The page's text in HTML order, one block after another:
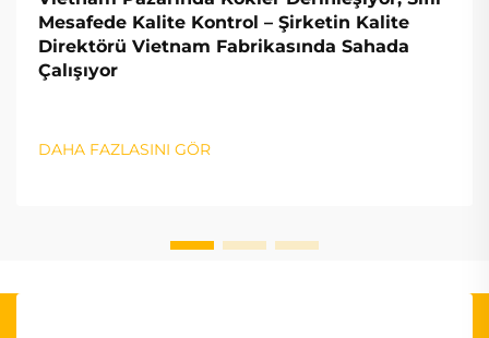
Mesafede Kalite Kontrol – Şirketin Kalite
Direktörü Vietnam Fabrikasında Sahada
Çalışıyor
DAHA FAZLASINI GÖR